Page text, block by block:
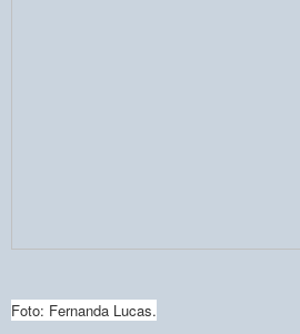
Foto: Fernanda Lucas.